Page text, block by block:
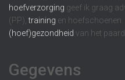
hoefverzorging geef ik graag
(PP),training en hoefschoenen.
(hoef)gezondheid van het paard.
Gegevens